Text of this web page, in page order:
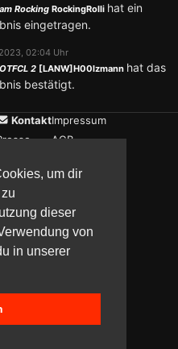
um dir
dieser
von
in unserer
Rocking RockingRolli hat ein
eingetragen.
02:04 Uhr
2 [LANW]H00lzmann hat das
bestätigt.
KontaktImpressum
AGB
Media